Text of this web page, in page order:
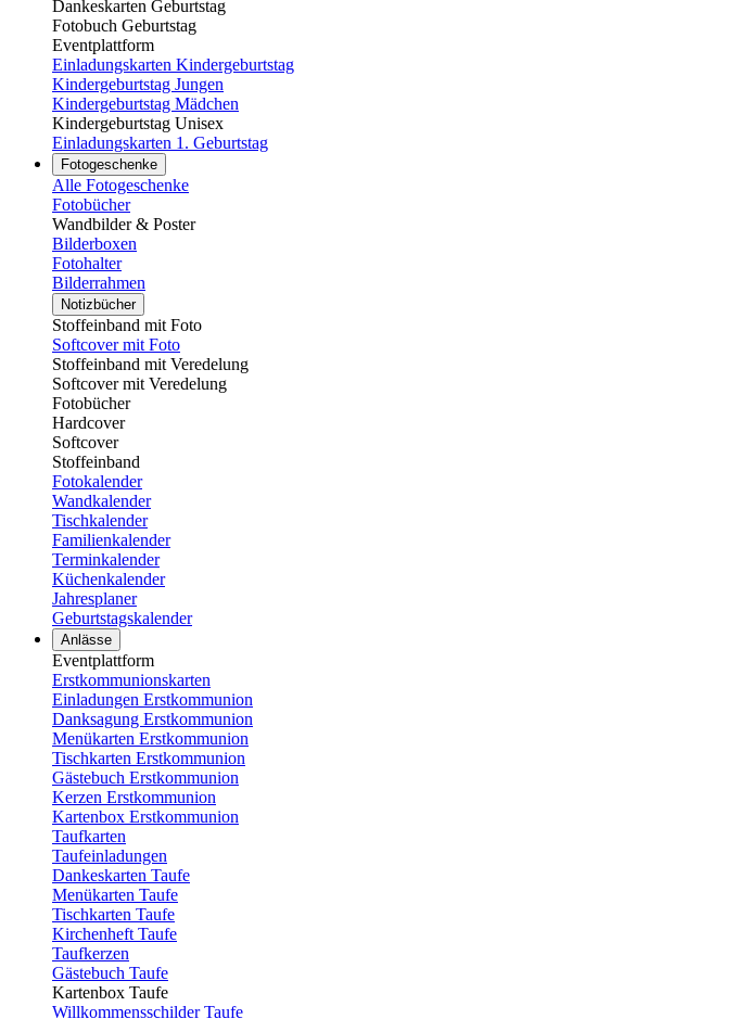
Dankeskarten Geburtstag
Fotobuch Geburtstag
Eventplattform
Einladungskarten Kindergeburtstag
Kindergeburtstag Jungen
Kindergeburtstag Mädchen
Kindergeburtstag Unisex
Einladungskarten 1. Geburtstag
Fotogeschenke
Alle Fotogeschenke
Fotobücher
Wandbilder & Poster
Bilderboxen
Fotohalter
Bilderrahmen
Notizbücher
Stoffeinband mit Foto
Softcover mit Foto
Stoffeinband mit Veredelung
Softcover mit Veredelung
Fotobücher
Hardcover
Softcover
Stoffeinband
Fotokalender
Wandkalender
Tischkalender
Familienkalender
Terminkalender
Küchenkalender
Jahresplaner
Geburtstagskalender
Anlässe
Eventplattform
Erstkommunionskarten
Einladungen Erstkommunion
Danksagung Erstkommunion
Menükarten Erstkommunion
Tischkarten Erstkommunion
Gästebuch Erstkommunion
Kerzen Erstkommunion
Kartenbox Erstkommunion
Taufkarten
Taufeinladungen
Dankeskarten Taufe
Menükarten Taufe
Tischkarten Taufe
Kirchenheft Taufe
Taufkerzen
Gästebuch Taufe
Kartenbox Taufe
Willkommensschilder Taufe